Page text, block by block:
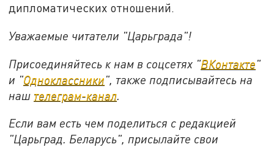
дипломатических отношений.
Уважаемые читатели "Царьграда"!
Присоединяйтесь к нам в соцсетях "ВКонтакте"
и "Одноклассники", также подписывайтесь на
наш телеграм-канал
Если вам есть чем поделиться с редакцией
"Царьград. Беларусь", присылайте свои